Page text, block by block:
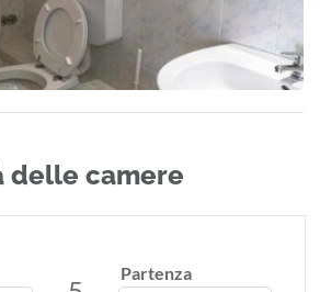
delle camere
Partenza